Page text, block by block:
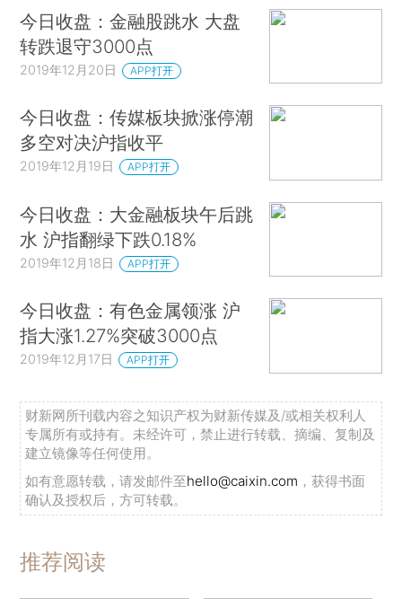
今日收盘：金融股跳水 大盘
转跌退守3000点
2019年12月20日 APP打开
今日收盘：传媒板块掀涨停潮
多空对决沪指收平
2019年12月19日 APP打开
今日收盘：大金融板块午后跳
水 沪指翻绿下跌0.18%
2019年12月18日 APP打开
今日收盘：有色金属领涨 沪
指大涨1.27%突破3000点
2019年12月17日 APP打开
财新网所刊载内容之知识产权为财新传媒及/或相关权利人
专属所有或持有。未经许可，禁止进行转载、摘编、复制及
建立镜像等任何使用。
如有意愿转载，请发邮件至hello@caixin.com ，获得书面
确认及授权后，方可转载。
推荐阅读